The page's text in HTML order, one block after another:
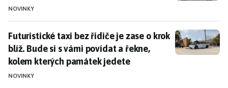
NOVINKY
Futuristické taxi bez řidiče je zase o krok blíž. Bude
Futuristické taxi bez řidiče je zase o krok
blíž. Bude si s vámi povídat a řekne,
kolem kterých památek jedete
NOVINKY